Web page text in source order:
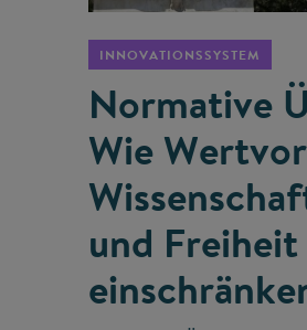
INNOVATIONSSYSTEM
Normative
Wie
und Freiheit